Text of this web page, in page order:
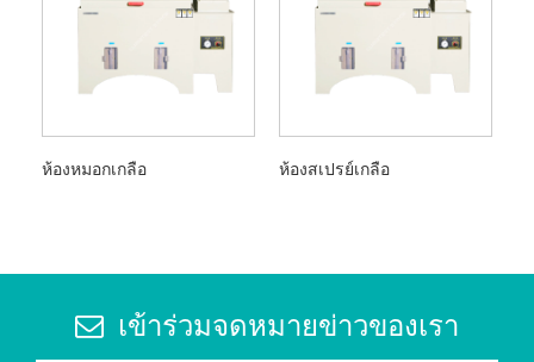
ห้องหมอกเกลือ ห้องสเปรย์เกลือ
เข้าร่วมจดหมายข่าวของเรา